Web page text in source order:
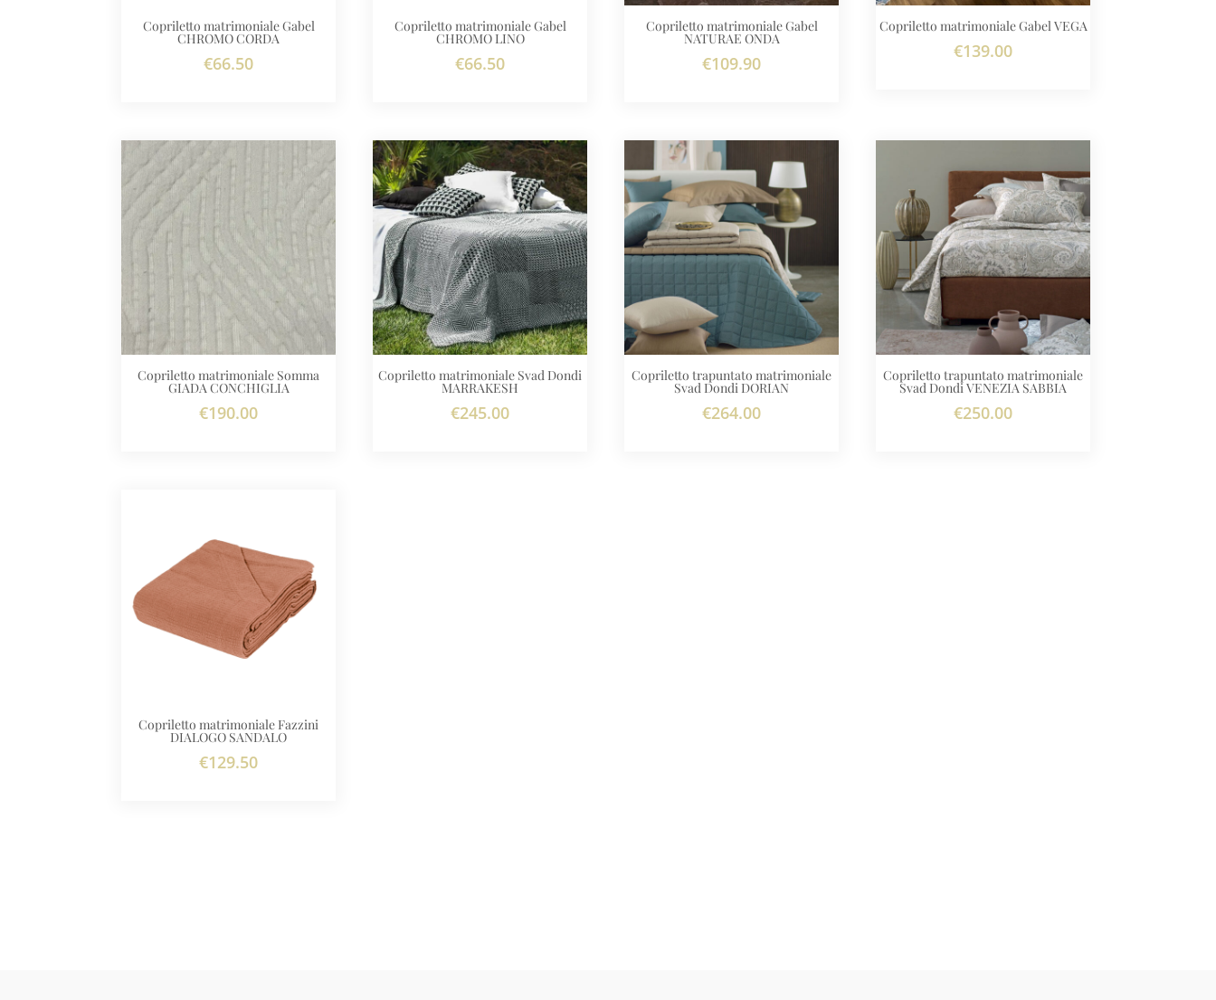
Copriletto matrimoniale Gabel
CHROMO CORDA
€66.50
Copriletto matrimoniale Gabel
CHROMO LINO
€66.50
Copriletto matrimoniale Gabel
NATURAE ONDA
€109.90
Copriletto matrimoniale Gabel VEGA
€139.00
Copriletto matrimoniale Somma
GIADA CONCHIGLIA
€190.00
Copriletto matrimoniale Svad Dondi
MARRAKESH
€245.00
Copriletto trapuntato matrimoniale
Svad Dondi DORIAN
€264.00
Copriletto trapuntato matrimoniale
Svad Dondi VENEZIA SABBIA
€250.00
Copriletto matrimoniale Fazzini
DIALOGO SANDALO
€129.50